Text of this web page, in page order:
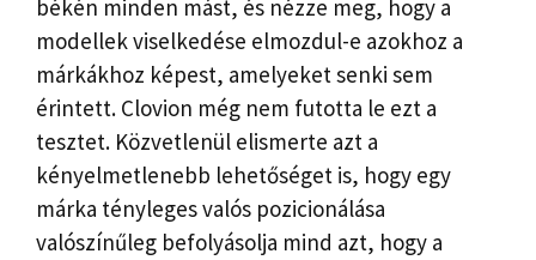
békén minden mást, és nézze meg, hogy a
modellek viselkedése elmozdul-e azokhoz a
márkákhoz képest, amelyeket senki sem
érintett. Clovion még nem futotta le ezt a
tesztet. Közvetlenül elismerte azt a
kényelmetlenebb lehetőséget is, hogy egy
márka tényleges valós pozicionálása
valószínűleg befolyásolja mind azt, hogy a